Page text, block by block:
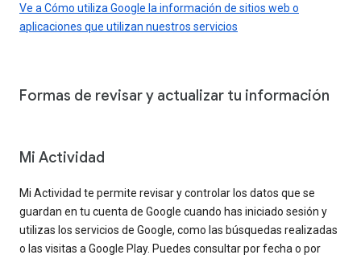
Ve a Cómo utiliza Google la información de sitios web o
aplicaciones que utilizan nuestros servicios
Formas de revisar y actualizar tu información
Mi Actividad
Mi Actividad te permite revisar y controlar los datos que se
guardan en tu cuenta de Google cuando has iniciado sesión y
utilizas los servicios de Google, como las búsquedas realizadas
o las visitas a Google Play. Puedes consultar por fecha o por